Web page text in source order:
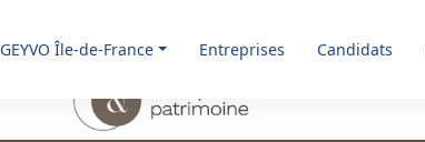
GEYVOÎle-de-France Entreprises Candidats